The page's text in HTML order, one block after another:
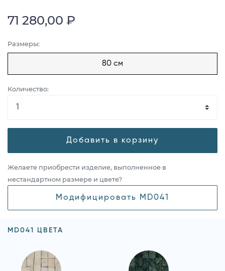
71 280,00 ₽
Размеры:
80 см
Количество:
Добавить в корзину
Желаете приобрести изделие, выполненное в
нестандартном размере и цвете?
Модифицировать MD041
MD041 ЦВЕТА